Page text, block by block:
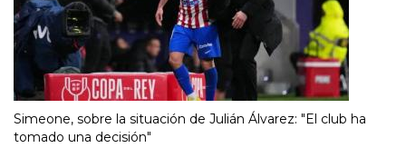
Simeone, sobre la situación de Julián Álvarez: "El club ha
tomado una decisión"